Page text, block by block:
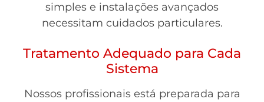
simples e instalações avançados
necessitam cuidados particulares.
Tratamento Adequado para Cada
Sistema
Nossos profissionais está preparada para